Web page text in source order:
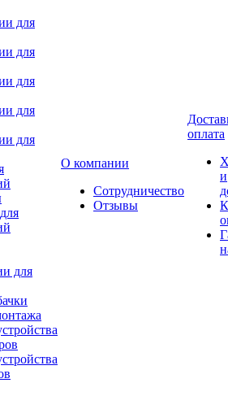
для
для
для
для
для
для
О компании
Сотрудничество
Отзывы
оплата
и